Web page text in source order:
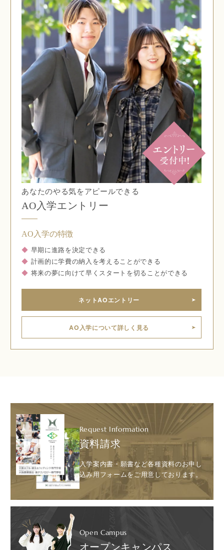
あなたのやる気をアピールできる
AO入学エントリー
AO入学の特徴
◆ 早期に進路を決定できる
◆ 計画的に学費の納入を考えることができる
◆ 将来の夢に向けて早くスタートを切ることができる
ネットAOエントリー
AO入学について詳しく見る
Request Information
資料請求
入学案内書・願書など各種資料のお申し
込み用フォームをご用意しております。
Open Campus
オープンキャンパス